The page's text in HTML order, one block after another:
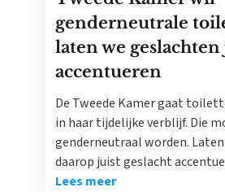
genderneutrale
laten we
accentueren
De Tweede Kamer gaat
in haar tijdelijke verblijf. Die
genderneutraal worden.
daarop juist geslacht
Lees meer